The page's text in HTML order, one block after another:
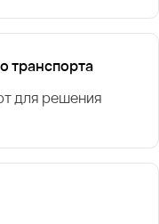
транспорта
для решения